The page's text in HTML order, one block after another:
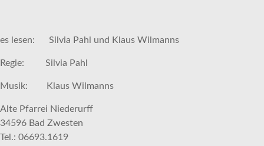
es lesen: Silvia Pahl und Klaus Wilmanns
Regie: Silvia Pahl
Musik: Klaus Wilmanns
Alte Pfarrei Niederurff
34596 Bad Zwesten
Tel.: 06693.1619